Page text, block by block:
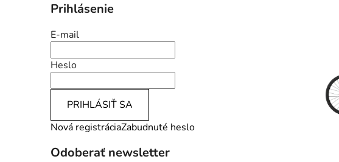
o
č
n
ý
p
a
e
Prihlásenie
E-mail
Heslo
PRIHLÁSIŤ SA
Nová registráciaZabudnuté heslo
Odoberať newsletter